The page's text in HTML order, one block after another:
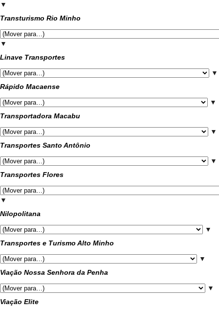
▼
Transturismo Rio Minho
▼
Linave Transportes
▼
Rápido Macaense
▼
Transportadora Macabu
▼
Transportes Santo Antônio
▼
Transportes Flores
▼
Nilopolitana
▼
Transportes e Turismo Alto Minho
▼
Viação Nossa Senhora da Penha
▼
Viação Elite